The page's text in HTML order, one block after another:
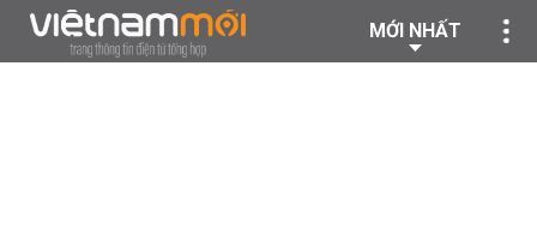
MỚI NHẤT